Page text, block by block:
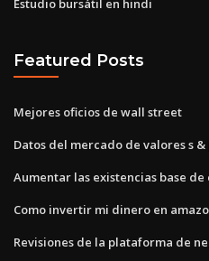
Estudio bursátil en hindi
Featured Posts
Mejores oficios de wall street
Datos del mercado de valores s &
Aumentar las existencias base de
Como invertir mi dinero en
Revisiones de la plataforma de